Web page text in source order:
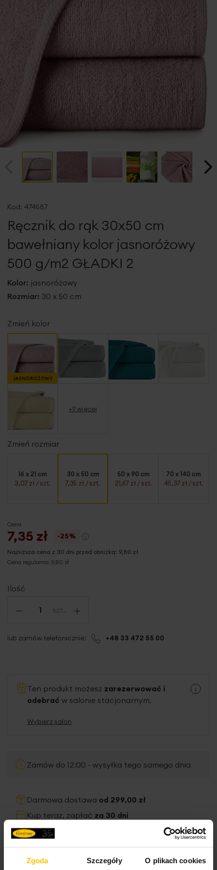
Zgoda Szczegóły O plikach cookies
początek
galerii
Kod: 474587
Ręcznik do rąk 30x50 cm
bawełniany kolor jasnoróżowy
500 g/m2 GŁADKI 2
Kolor: jasnoróżowy
Rozmiar: 30 x 50 cm
Zmień kolor
JASNORÓŻOWY
+9 więcej
Zmień rozmiar
16 x 21 cm
3,07 zł / szt.
30 x 50 cm
7,35 zł / szt.
50 x 90 cm
21,67 zł / szt.
70 x 140 cm
45,37 zł / szt.
Ilość
- szt. +
Cena
7,35 zł -25%
Najniższa cena z 30 dni przed obniżką: 9,80 zł
Cena regularna: 9,80 zł
lub zamów telefonicznie: +48 33 472 55 00
Ten produkt możesz zarezerwować i
odebrać w salonie stacjonarnym.
Wybierz salon
Zamów do 12:00 - wysyłka tego samego dnia
Darmowa dostawa od 299,00 zł
Kup teraz, zapłać za 30 dni